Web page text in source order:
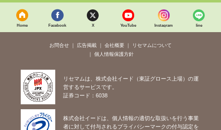
Home Facebook X YouTube Instagram line
お問合せ 広告掲載 会社概要
リセマムについて
個人情報保護方針
リセマムは、株式会社イード（東証グロース上場）の運
営するサービスです。
証券コード：6038
株式会社イードは、個人情報の適切な取扱いを行う事業
者に対して付与されるプライバシーマークの付与認定を